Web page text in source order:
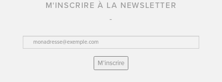
M'INSCRIRE À LA NEWSLETTER
M’inscrire